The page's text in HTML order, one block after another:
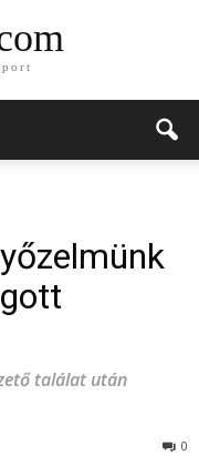
találat után
0